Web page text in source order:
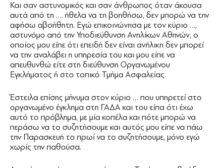
Και σαν αστυνομικός και σαν άνθρωπος όταν άκουσα
αυτά από τη …. ήθελα να τη βοηθήσω, δεν μπορώ να την
αφήσω αβοήθητη. Εγώ επικοινώνησα με τον κύριο …,
αστυνόμο από την Υποδιεύθυνση Ανηλίκων Αθηνών, ο
οποίος μου είπε ότι επειδή δεν είναι ανήλικη δεν μπορεί
να την αναλάβει η υπηρεσία του και μου είπε να
απευθυνθώ είτε στη διεύθυνση Οργανωμένου
Εγκλήματος ή στο τοπικό Τμήμα Ασφαλείας.
Έστειλα επίσης μήνυμα στον κύριο … που υπηρετεί στο
οργανωμένο έγκλημα στη ΓΑΔΑ και του είπα ότι έχω
αυτό το πρόβλημα, με μία κοπέλα και πότε μπορώ να
περάσω να το συζητήσουμε και αυτός μου είπε να πάω
την Παρασκευή το πρωί να το συζητήσουμε, μόνο εγώ
χωρίς την παθούσα.